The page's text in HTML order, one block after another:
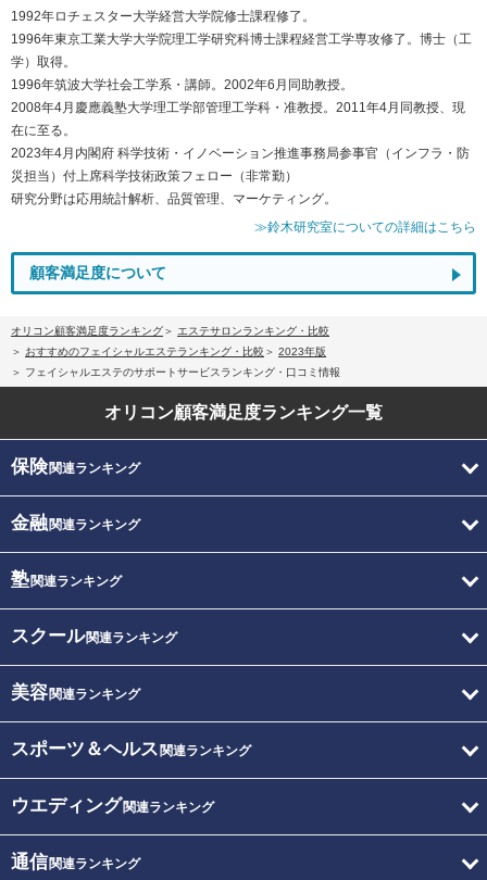
1992年ロチェスター大学経営大学院修士課程修了。
1996年東京工業大学大学院理工学研究科博士課程経営工学専攻修了。博士（工
学）取得。
1996年筑波大学社会工学系・講師。2002年6月同助教授。
2008年4月慶應義塾大学理工学部管理工学科・准教授。2011年4月同教授、現
在に至る。
2023年4月内閣府 科学技術・イノベーション推進事務局参事官（インフラ・防
災担当）付上席科学技術政策フェロー（非常勤）
研究分野は応用統計解析、品質管理、マーケティング。
≫鈴木研究室についての詳細はこちら
顧客満足度について
オリコン顧客満足度ランキング
エステサロンランキング・比較
おすすめのフェイシャルエステランキング・比較
2023年版
フェイシャルエステのサポートサービスランキング・口コミ情報
オリコン顧客満足度ランキング一覧
保険関連ランキング
金融関連ランキング
塾関連ランキング
スクール関連ランキング
美容関連ランキング
スポーツ＆ヘルス 関連ランキング
ウエディング関連ランキング
通信関連ランキング